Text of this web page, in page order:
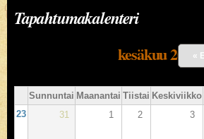
Tapahtumakalenteri
kesäkuu 2026«
Sunnuntai Maanantai Tiistai Keskiviikko
23
31 1 2 3